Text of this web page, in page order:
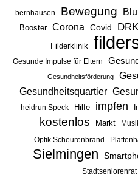
bernhausen
Bewegung
Booster Corona Covid DRK
Filderklinik
Gesunde Impulse für Eltern
Gesundheitsförderung
Gesundheitsquartier
heidrun Speck Hilfe impfen
kostenlos Markt
Optik Scheurenbrand
Sielmingen
Stadtseniorenrat